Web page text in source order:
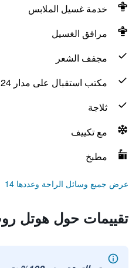
خدمة غسيل الملابس
مرافق الغسيل
مجفف الشعر
مكتب استقبال على مدار 24 ساعة
ثلاجة
مع تكييف
مطبخ
عرض جميع وسائل الراحة وعددها 14
تقييمات حول هوتل